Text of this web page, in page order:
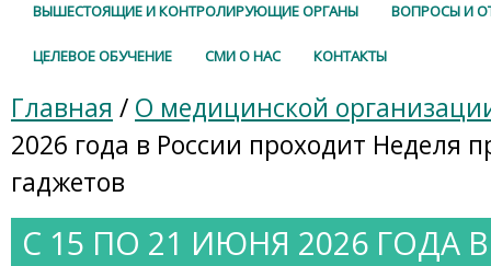
ВЫШЕСТОЯЩИЕ И КОНТРОЛИРУЮЩИЕ ОРГАНЫ ВОПРОСЫ И
ЦЕЛЕВОЕ ОБУЧЕНИЕ СМИ О НАС КОНТАКТЫ
Главная / О медицинской
2026 года в России проходит Неделя
гаджетов
С 15 ПО 21 ИЮНЯ 2026 ГОДА